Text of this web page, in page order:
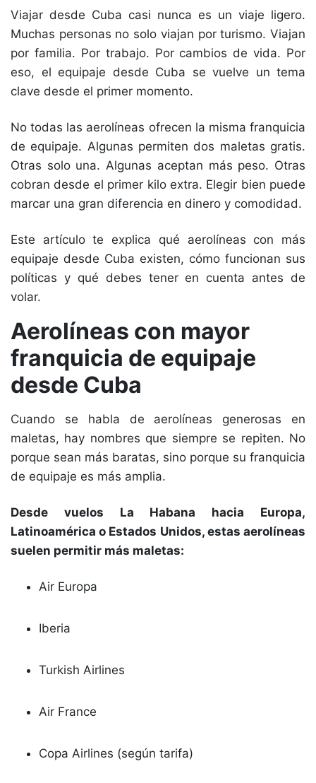
Viajar desde Cuba casi nunca es un viaje ligero.
Muchas personas no solo viajan por turismo. Viajan
por familia. Por trabajo. Por cambios de vida. Por
eso, el equipaje desde Cuba se vuelve un tema
clave desde el primer momento.
No todas las aerolíneas ofrecen la misma franquicia
de equipaje. Algunas permiten dos maletas gratis.
Otras solo una. Algunas aceptan más peso. Otras
cobran desde el primer kilo extra. Elegir bien puede
marcar una gran diferencia en dinero y comodidad.
Este artículo te explica qué aerolíneas con más
equipaje desde Cuba existen, cómo funcionan sus
políticas y qué debes tener en cuenta antes de
volar.
Aerolíneas con mayor
franquicia de equipaje
desde Cuba
Cuando se habla de aerolíneas generosas en
maletas, hay nombres que siempre se repiten. No
porque sean más baratas, sino porque su franquicia
de equipaje es más amplia.
Desde vuelos La Habana hacia Europa,
Latinoamérica o Estados Unidos, estas aerolíneas
suelen permitir más maletas:
Air Europa
Iberia
Turkish Airlines
Air France
Copa Airlines (según tarifa)